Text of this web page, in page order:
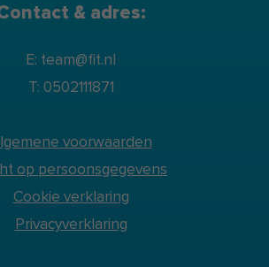
& adres:
E: team@fit.nl
T: 0502111871
voorwaarden
op persoonsgegevens
Cookie verklaring
Privacyverklaring